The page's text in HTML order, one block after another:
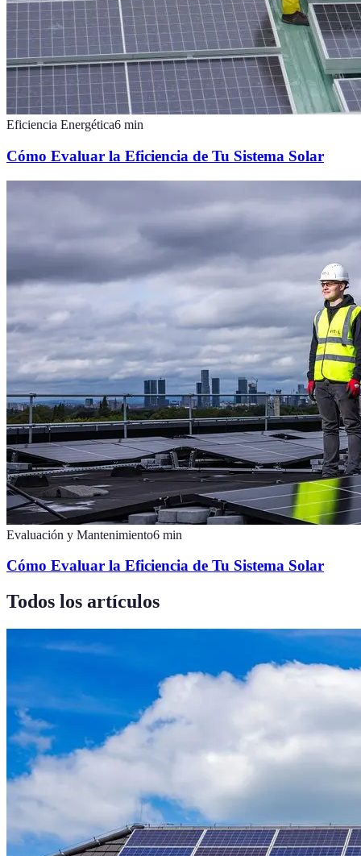
Eficiencia Energética6 min
Cómo Evaluar la Eficiencia de Tu Sistema Solar
Evaluación y Mantenimiento6 min
Cómo Evaluar la Eficiencia de Tu Sistema Solar
Todos los artículos